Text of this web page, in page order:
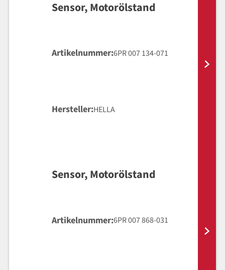
Sensor, Motorölstand
Artikelnummer 6PR 007 134-071
Hersteller HELLA
Sensor, Motorölstand
Artikelnummer 6PR 007 868-031